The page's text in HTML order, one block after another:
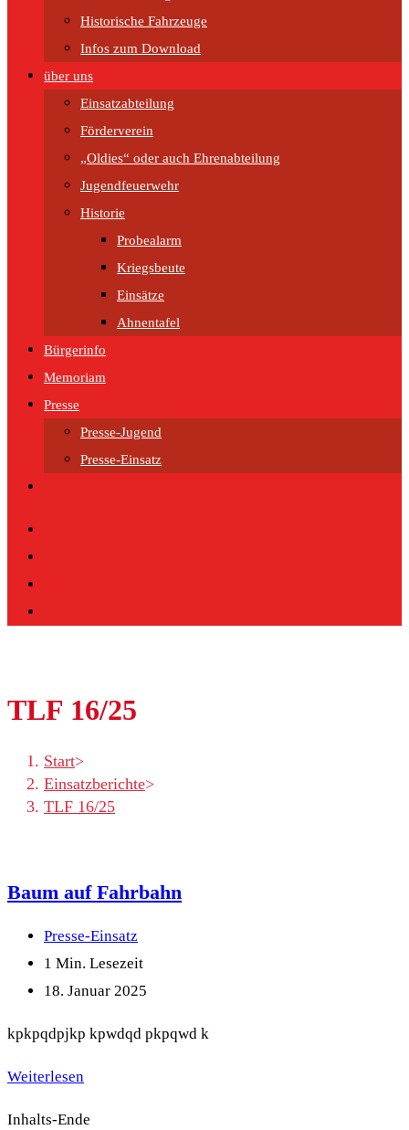
Historische Fahrzeuge
Infos zum Download
über uns
Einsatzabteilung
Förderverein
„Oldies“ oder auch Ehrenabteilung
Jugendfeuerwehr
Historie
Probealarm
Kriegsbeute
Einsätze
Ahnentafel
Bürgerinfo
Memoriam
Presse
Presse-Jugend
Presse-Einsatz
TLF 16/25
Start>
Einsatzberichte>
TLF 16/25
Baum auf Fahrbahn
Beitrags-
Kategorie:
Presse-Einsatz
Lesedauer:
1 Min. Lesezeit
Beitrag
geändert
am:
18. Januar 2025
kpkpqdpjkp kpwdqd pkpqwd k
Weiterlesen
Inhalts-Ende